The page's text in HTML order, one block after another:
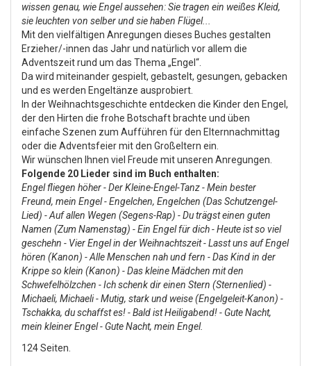
wissen genau, wie Engel aussehen: Sie tragen ein weißes Kleid,
sie leuchten von selber und sie haben Flügel...
Mit den vielfältigen Anregungen dieses Buches gestalten
Erzieher/-innen das Jahr und natürlich vor allem die
Adventszeit rund um das Thema „Engel“.
Da wird miteinander gespielt, gebastelt, gesungen, gebacken
und es werden Engeltänze ausprobiert.
In der Weihnachtsgeschichte entdecken die Kinder den Engel,
der den Hirten die frohe Botschaft brachte und üben
einfache Szenen zum Aufführen für den Elternnachmittag
oder die Adventsfeier mit den Großeltern ein.
Wir wünschen Ihnen viel Freude mit unseren Anregungen.
Folgende 20 Lieder sind im Buch enthalten:
Engel fliegen höher - Der Kleine-Engel-Tanz - Mein bester
Freund, mein Engel - Engelchen, Engelchen (Das Schutzengel-
Lied) - Auf allen Wegen (Segens-Rap) - Du trägst einen guten
Namen (Zum Namenstag) - Ein Engel für dich - Heute ist so viel
geschehn - Vier Engel in der Weihnachtszeit - Lasst uns auf Engel
hören (Kanon) - Alle Menschen nah und fern - Das Kind in der
Krippe so klein (Kanon) - Das kleine Mädchen mit den
Schwefelhölzchen - Ich schenk dir einen Stern (Sternenlied) -
Michaeli, Michaeli - Mutig, stark und weise (Engelgeleit-Kanon) -
Tschakka, du schaffst es! - Bald ist Heiligabend! - Gute Nacht,
mein kleiner Engel - Gute Nacht, mein Engel.
124 Seiten.